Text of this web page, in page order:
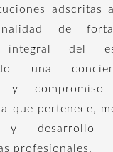
adscritas
de
integral del
una
y
que pertenece,
y desarrollo
profesionales.